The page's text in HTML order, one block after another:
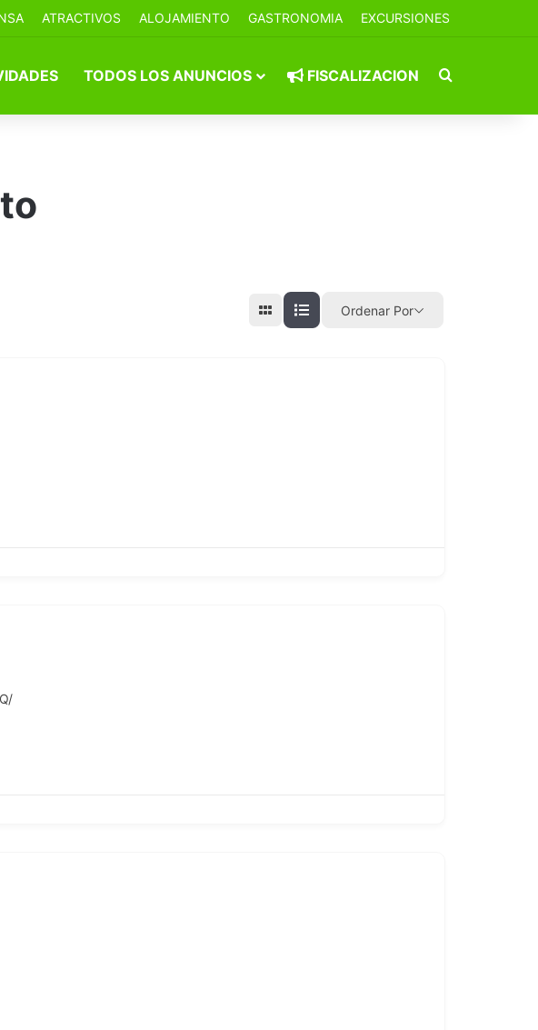
ATRACTIVOS ALOJAMIENTO GASTRONOMIA EXCURSIONES
TODOS LOS ANUNCIOS FISCALIZACION Buscar por
Ordenar Por